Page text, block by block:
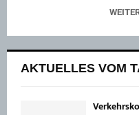
AKTUELLES VOM